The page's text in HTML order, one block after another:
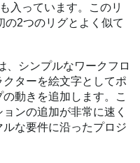
入っています。このリ
の2つのリグとよく似て
、シンプルなワークフロ
ターを絵文字としてポ
動きを追加します。こ
ンの追加が非常に速く
な要件に沿ったプロジ